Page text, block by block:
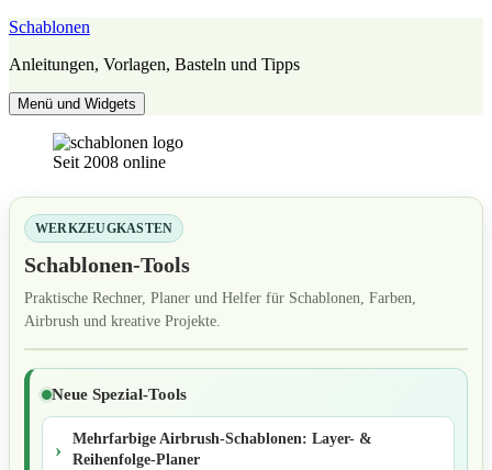
Zum
springen
Schablonen
Anleitungen, Vorlagen, Basteln und Tipps
Menü und Widgets
Seit 2008 online
WERKZEUGKASTEN
Schablonen-Tools
Praktische Rechner, Planer und Helfer für Schablonen, Farben,
Airbrush und kreative Projekte.
Neue Spezial-Tools
Mehrfarbige Airbrush-Schablonen: Layer- &
Reihenfolge-Planer